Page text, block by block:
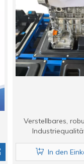
Verstellbares,
In den